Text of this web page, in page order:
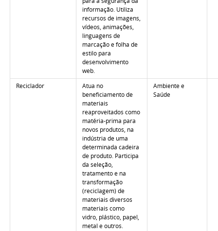
informação. Utiliza
recursos de imagens,
vídeos, animações,
linguagens de
marcação e folha de
estilo para
desenvolvimento
web.
Reciclador
Atua no
beneficiamento de
materiais
reaproveitados como
matéria-prima para
novos produtos, na
indústria de uma
determinada cadeira
de produto. Participa
da seleção,
tratamento e na
transformação
(reciclagem) de
materiais diversos
materiais como
vidro, plástico, papel,
metal e outros.
Ambiente e
Saúde